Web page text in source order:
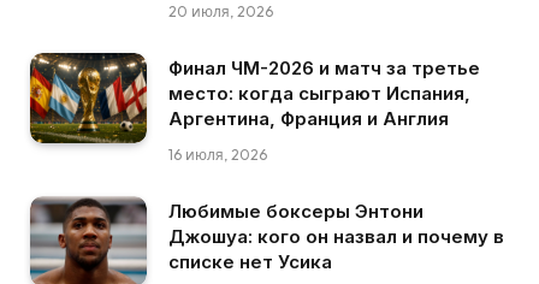
20 июля, 2026
Финал ЧМ-2026 и матч за третье
место: когда сыграют Испания,
Аргентина, Франция и Англия
16 июля, 2026
Любимые боксеры Энтони
Джошуа: кого он назвал и почему в
списке нет Усика